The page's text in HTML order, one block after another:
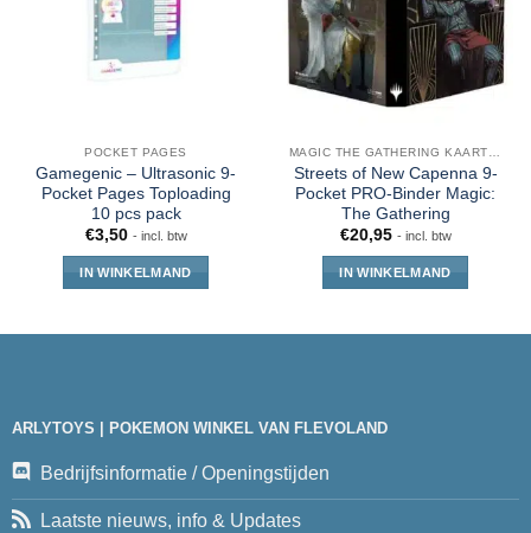
POCKET PAGES
Gamegenic – Ultrasonic 9-
Pocket Pages Toploading
10 pcs pack
€3,50 - incl. btw
IN WINKELMAND
Streets of New Capenna 9-
Pocket PRO-Binder Magic:
The Gathering
€20,95 - incl. btw
IN WINKELMAND
ARLYTOYS | POKEMON WINKEL VAN FLEVOLAND
Bedrijfsinformatie / Openingstijden
Laatste nieuws, info & Updates